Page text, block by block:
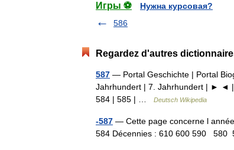
Игры ⚽
Нужна курсовая?
586
Regardez d'autres
587 — Portal Geschichte | Portal
Jahrhundert | 7. Jahrhundert | ► ◄
584 | 585 | …
Deutsch Wikipedia
-587 — Cette page concerne l
584 Décennies : 610 600 590